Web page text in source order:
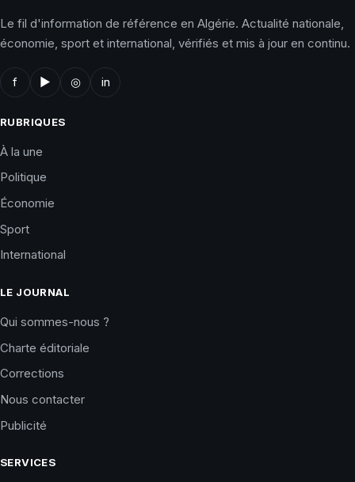
Le fil d'information de référence en Algérie. Actualité nationale,
économie, sport et international, vérifiés et mis à jour en continu.
f ▶ ◎ in
RUBRIQUES
À la une
Politique
Économie
Sport
International
LE JOURNAL
Qui sommes-nous ?
Charte éditoriale
Corrections
Nous contacter
Publicité
SERVICES